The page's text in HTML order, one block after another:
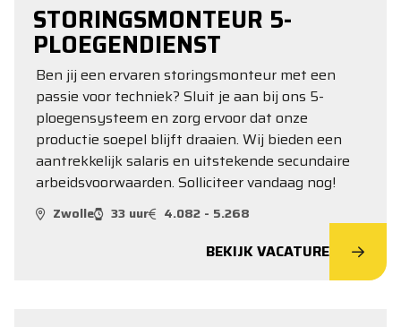
STORINGSMONTEUR 5-
PLOEGENDIENST
Ben jij een ervaren storingsmonteur met een
passie voor techniek? Sluit je aan bij ons 5-
ploegensysteem en zorg ervoor dat onze
productie soepel blijft draaien. Wij bieden een
aantrekkelijk salaris en uitstekende secundaire
arbeidsvoorwaarden. Solliciteer vandaag nog!
Zwolle 33 uur 4.082 - 5.268
BEKIJK VACATURE